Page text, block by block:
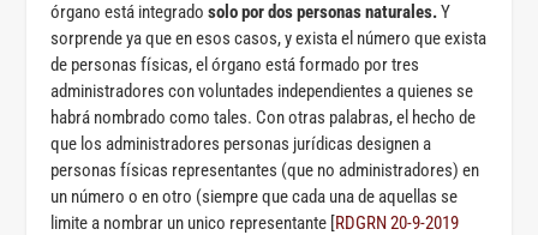
órgano está integradosolo por dos personas naturales.Y
sorprende ya que en esos casos, y exista el número que exista
de personas físicas, el órgano está formado por tres
administradores con voluntades independientes a quienes se
habrá nombrado como tales. Con otras palabras, el hecho de
que los administradores personas jurídicas designen a
personas físicas representantes (que no administradores) en
un número o en otro (siempre que cada una de aquellas se
limite a nombrar un unico representante [RDGRN 20-9-2019